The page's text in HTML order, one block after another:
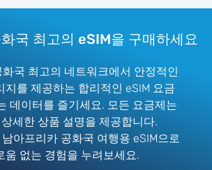
국 최고의 eSIM을 구매하세요
국 최고의 네트워크에서 안정적인
지를 제공하는 합리적인 eSIM 요금
데이터를 즐기세요. 모든 요금제는
세한 상품 설명을 제공합니다.
아프리카 공화국 여행용 eSIM으로
움 없는 경험을 누려보세요.